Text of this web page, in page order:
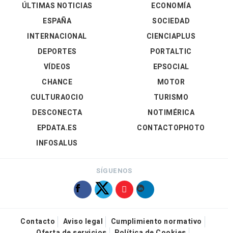
ÚLTIMAS NOTICIAS
ESPAÑA
INTERNACIONAL
DEPORTES
VÍDEOS
ECONOMÍA
SOCIEDAD
CIENCIAPLUS
PORTALTIC
EPSOCIAL
CHANCE
CULTURAOCIO
DESCONECTA
EPDATA.ES
INFOSALUS
MOTOR
TURISMO
NOTIMÉRICA
CONTACTOPHOTO
SÍGUENOS
Contacto Aviso legal
Cumplimiento normativo